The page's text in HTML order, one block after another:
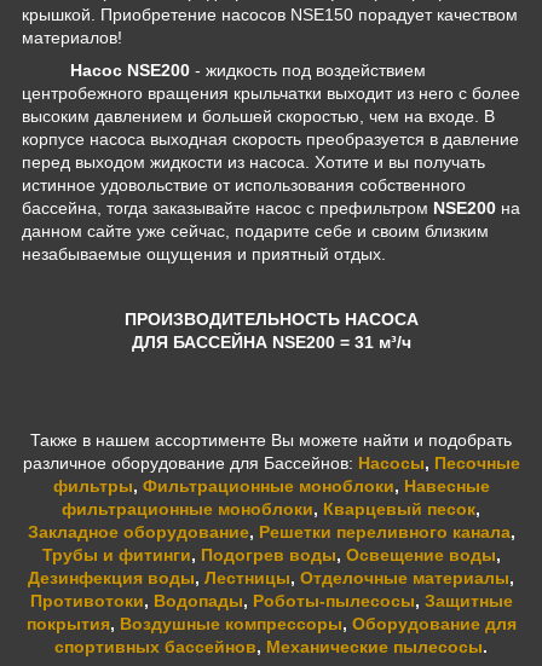
крышкой. Приобретение насосов NSE150 порадует качеством
материалов!
Насос NSE200 - жидкость под воздействием
центробежного вращения крыльчатки выходит из него с более
высоким давлением и большей скоростью, чем на входе. В
корпусе насоса выходная скорость преобразуется в давление
перед выходом жидкости из насоса. Хотите и вы получать
истинное удовольствие от использования собственного
бассейна, тогда заказывайте насос с префильтром NSE200 на
данном сайте уже сейчас, подарите себе и своим близким
незабываемые ощущения и приятный отдых.
ПРОИЗВОДИТЕЛЬНОСТЬ НАСОСА
ДЛЯ БАССЕЙНА NSE200 = 31 м³/ч
Также в нашем ассортименте Вы можете найти и подобрать
различное оборудование для Бассейнов: Насосы, Песочные
фильтры, Фильтрационные моноблоки, Навесные
фильтрационные моноблоки, Кварцевый песок,
Закладное оборудование, Решетки переливного канала,
Трубы и фитинги, Подогрев воды, Освещение воды,
Дезинфекция воды, Лестницы, Отделочные материалы,
Противотоки, Водопады, Роботы-пылесосы, Защитные
покрытия, Воздушные компрессоры, Оборудование для
спортивных бассейнов, Механические пылесосы.